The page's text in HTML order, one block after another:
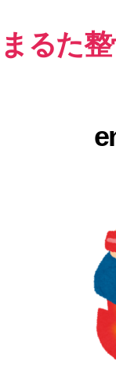
まるた